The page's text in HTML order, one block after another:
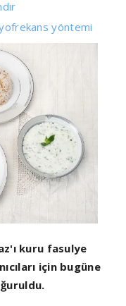
yöntemi
kuru fasulye
için bugüne